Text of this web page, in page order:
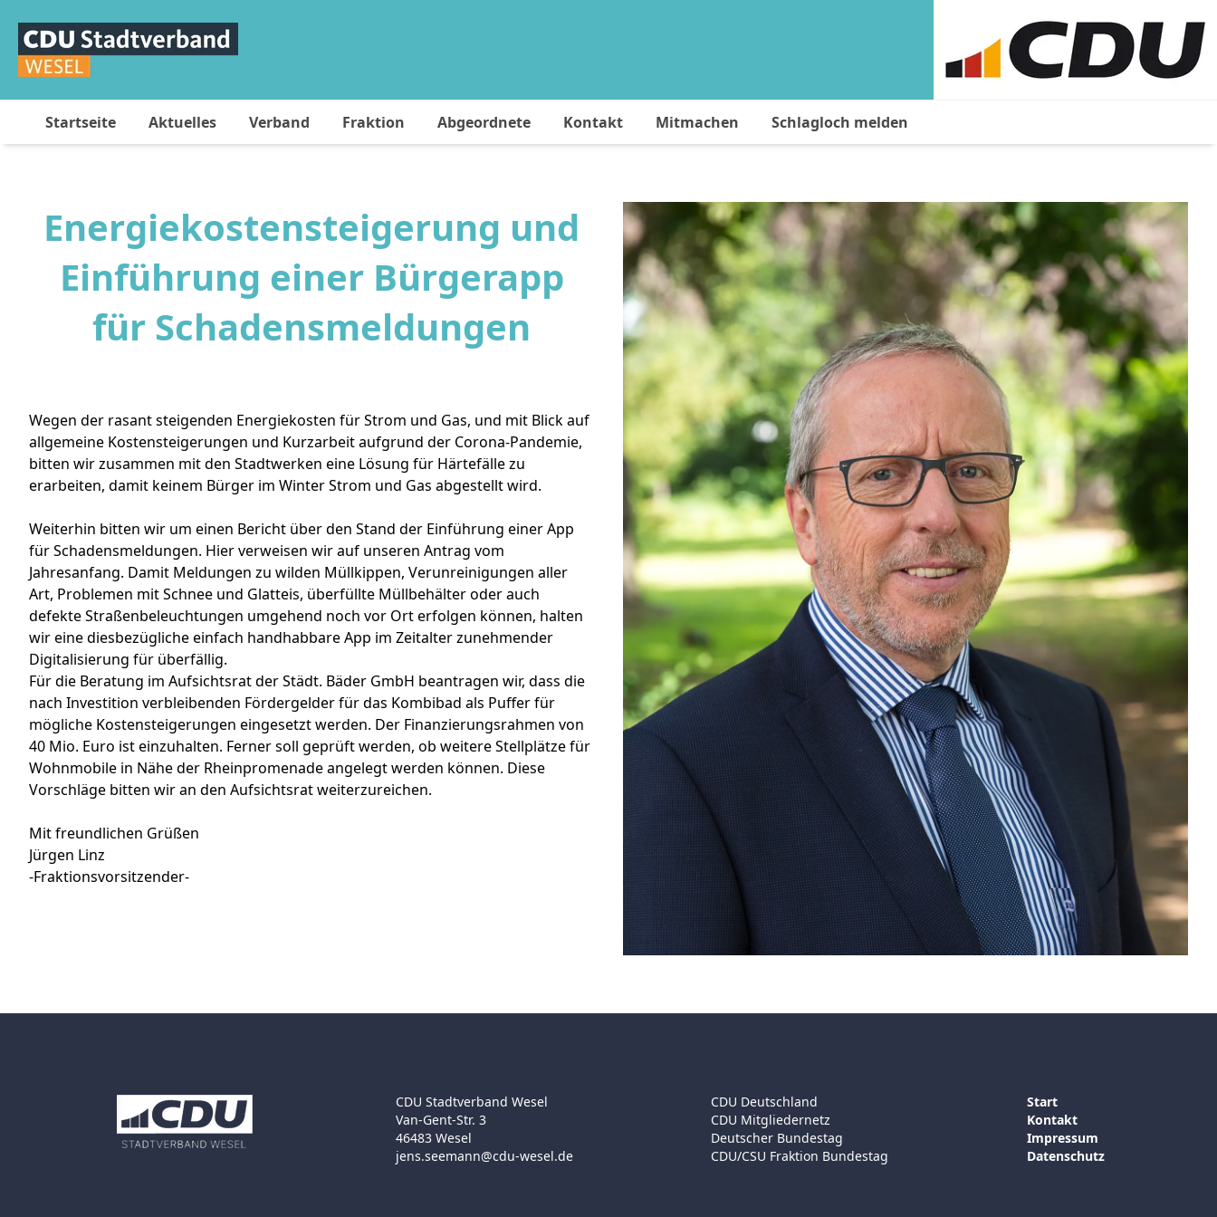
Startseite Aktuelles Verband Fraktion Abgeordnete Kontakt Mitmachen Schlagloch melden
Energiekostensteigerung und
Einführung einer Bürgerapp
für Schadensmeldungen
Wegen der rasant steigenden Energiekosten für Strom und Gas, und mit Blick auf
allgemeine Kostensteigerungen und Kurzarbeit aufgrund der Corona-Pandemie,
bitten wir zusammen mit den Stadtwerken eine Lösung für Härtefälle zu
erarbeiten, damit keinem Bürger im Winter Strom und Gas abgestellt wird.
Weiterhin bitten wir um einen Bericht über den Stand der Einführung einer App
für Schadensmeldungen. Hier verweisen wir auf unseren Antrag vom
Jahresanfang. Damit Meldungen zu wilden Müllkippen, Verunreinigungen aller
Art, Problemen mit Schnee und Glatteis, überfüllte Müllbehälter oder auch
defekte Straßenbeleuchtungen umgehend noch vor Ort erfolgen können, halten
wir eine diesbezügliche einfach handhabbare App im Zeitalter zunehmender
Digitalisierung für überfällig.
Für die Beratung im Aufsichtsrat der Städt. Bäder GmbH beantragen wir, dass die
nach Investition verbleibenden Fördergelder für das Kombibad als Puffer für
mögliche Kostensteigerungen eingesetzt werden. Der Finanzierungsrahmen von
40 Mio. Euro ist einzuhalten. Ferner soll geprüft werden, ob weitere Stellplätze für
Wohnmobile in Nähe der Rheinpromenade angelegt werden können. Diese
Vorschläge bitten wir an den Aufsichtsrat weiterzureichen.
Mit freundlichen Grüßen
Jürgen Linz
-Fraktionsvorsitzender-
CDU Stadtverband Wesel
Van-Gent-Str. 3
46483 Wesel
jens.seemann@cdu-wesel.de
CDU Deutschland
CDU Mitgliedernetz
Deutscher Bundestag
CDU/CSU Fraktion Bundestag
Start
Kontakt
Impressum
Datenschutz